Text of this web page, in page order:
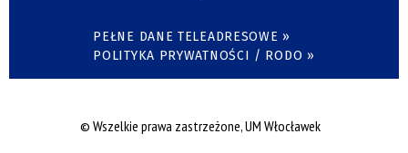
PEŁNE DANE TELEADRESOWE »
POLITYKA PRYWATNOŚCI / RODO »
© Wszelkie prawa zastrzeżone, UM Włocławek